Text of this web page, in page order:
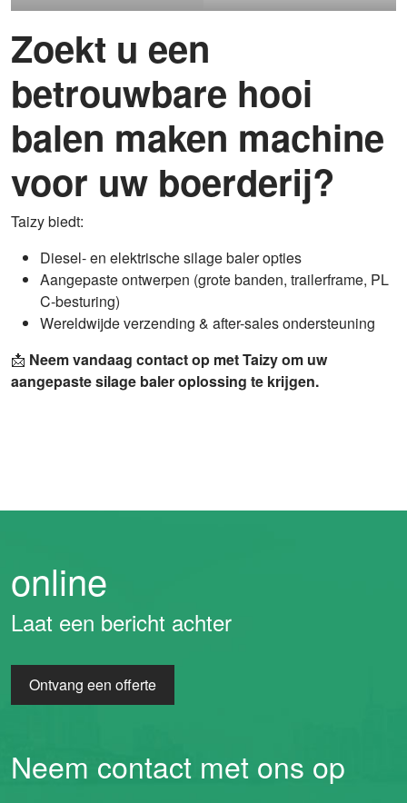
Zoekt u een
betrouwbare hooi
balen maken machine
voor uw boerderij?
Taizy biedt:
Diesel- en elektrische silage baler opties
Aangepaste ontwerpen (grote banden, trailerframe, PL
C-besturing)
Wereldwijde verzending & after-sales ondersteuning
📩 Neem vandaag contact op met Taizy om uw
aangepaste silage baler oplossing te krijgen.
online
Laat een bericht achter
Ontvang een offerte
Neem contact met ons op